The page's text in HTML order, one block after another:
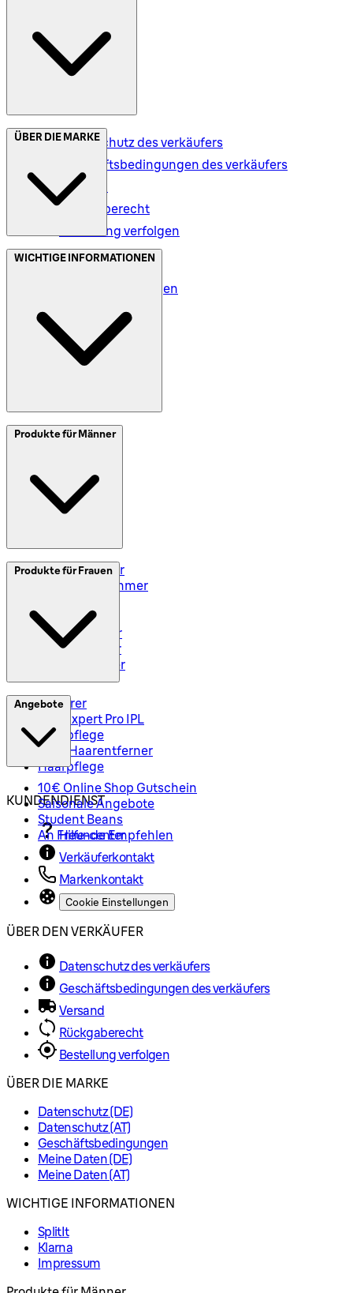
Datenschutz des verkäufers
Geschäftsbedingungen des verkäufers
Versand
Rückgaberecht
Bestellung verfolgen
ÜBER DIE MARKE
Datenschutz (DE)
Geschäftsbedingungen
Meine Daten (AT)
WICHTIGE INFORMATIONEN
SplitIt
Produkte für Männer
Elektrorasierer
Styler und Trimmer
Rasiersets
Rasierzubehör
Body Groomer
Haarschneider
Produkte für Frauen
Epilierer
Silk-Expert Pro IPL
Hautpflege
Mini-Haarentferner
Haarpflege
Angebote
10€ Online Shop Gutschein
Saisonale Angebote
Student Beans
An Freunde Empfehlen
KUNDENDIENST
Hilfe-center
Verkäuferkontakt
Markenkontakt
Cookie Einstellungen
ÜBER DEN VERKÄUFER
Datenschutz des verkäufers
Geschäftsbedingungen des verkäufers
Versand
Rückgaberecht
Bestellung verfolgen
ÜBER DIE MARKE
Datenschutz (DE)
Datenschutz (AT)
Geschäftsbedingungen
Meine Daten (DE)
Meine Daten (AT)
WICHTIGE INFORMATIONEN
SplitIt
Klarna
Impressum